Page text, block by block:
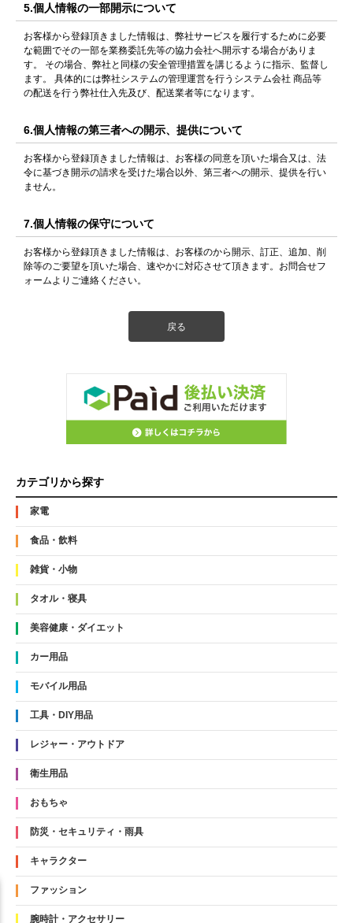
5.個人情報の一部開示について
お客様から登録頂きました情報は、弊社サービスを履行するために必要
な範囲でその一部を業務委託先等の協力会社へ開示する場合がありま
す。 その場合、弊社と同様の安全管理措置を講じるように指示、監督し
ます。 具体的には弊社システムの管理運営を行うシステム会社 商品等
の配送を行う弊社仕入先及び、配送業者等になります。
6.個人情報の第三者への開示、提供について
お客様から登録頂きました情報は、お客様の同意を頂いた場合又は、法
令に基づき開示の請求を受けた場合以外、第三者への開示、提供を行い
ません。
7.個人情報の保守について
お客様から登録頂きました情報は、お客様のから開示、訂正、追加、削
除等のご要望を頂いた場合、速やかに対応させて頂きます。お問合せフ
ォームよりご連絡ください。
カテゴリから探す
家電
食品・飲料
雑貨・小物
タオル・寝具
美容健康・ダイエット
カー用品
モバイル用品
工具・DIY用品
レジャー・アウトドア
衛生用品
おもちゃ
防災・セキュリティ・雨具
キャラクター
ファッション
腕時計・アクセサリー